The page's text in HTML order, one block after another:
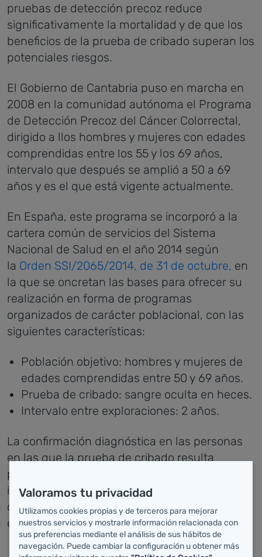
pruebas de detección precoz reduce
significativamente la mortalidad y de que los
beneficios de la prueba de cribado superan los
potenciales riesgos.
El Gobierno de Cantabria puso en marcha en
2008 en la comunidad autónoma el Programa
de Detección Precoz del Cáncer Colorrectal,
dirigido a llos hombres y mujeres con edades
comprendidas entre los 55 y los 69 años,
intervalo que después se amplió a 50 a 69
años y es el que está vigente actualmente.
En España, este programa se incorporó a la
cartera común de servicios del Sistema
Nacional de Salud en el año 2014 según
la Orden SSI/2065/2014, de 31 de octubre, en
la que se oncretan las bases para ofrecer su
realización en forma de programas
organizados de carácter poblacional, con las
siguientes características:
Población objetivo: hombres y mujeres de
edades comprendidas entre 50 y 69 años.
Prueba de cribado: sangre oculta en heces.
Intervalo entre exploraciones: 2 años.
La confirmación diagnóstica en las personas
en las que la prueba de cribado resulta
positiva se hace mediante colonoscopia. La
información y la preparación para esta prueba
corre a cargo del médico de Atención Primaria
en el centro de salud.
Valoramos tu privacidad
Utilizamos cookies propias y de terceros para mejorar
nuestros servicios y mostrarle información relacionada con
sus preferencias mediante el análisis de sus hábitos de
navegación. Puede cambiar la configuración u obtener más